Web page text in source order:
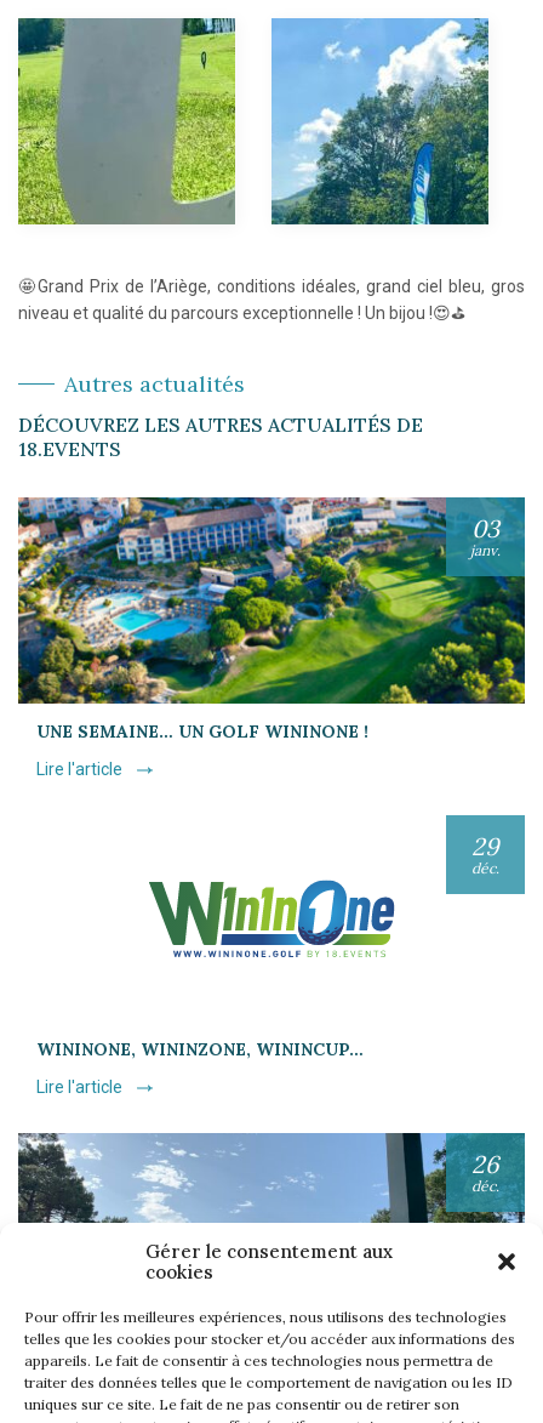
Gérer le consentement aux
cookies
Pour offrir les meilleures expériences, nous utilisons des technologies
telles que les cookies pour stocker et/ou accéder aux informations des
appareils. Le fait de consentir à ces technologies nous permettra de
traiter des données telles que le comportement de navigation ou les ID
uniques sur ce site. Le fait de ne pas consentir ou de retirer son
🤩Grand Prix de l’Ariège, conditions idéales, grand ciel bleu, gros
niveau et qualité du parcours exceptionnelle ! Un bijou !😍⛳️
Autres actualités
DÉCOUVREZ LES AUTRES ACTUALITÉS DE
18.EVENTS
03
janv.
UNE SEMAINE… UN GOLF WININONE !
Lire l'article
29
déc.
WININONE, WININZONE, WININCUP…
Lire l'article
26
déc.
UNE SEMAINE… TOUS LES GOLFS WININONE !
Lire l'article